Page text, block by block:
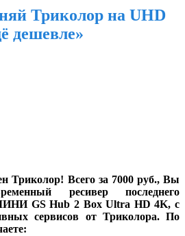
Триколор на UHD
дешевле»
Триколор! Всего за 7000 руб., Вы
ресивер последнего
GS Hub 2 Box Ultra HD 4K, с
сервисов от Триколора. По